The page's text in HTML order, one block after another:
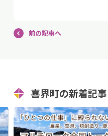
前の記事へ
喜界町の新着記事